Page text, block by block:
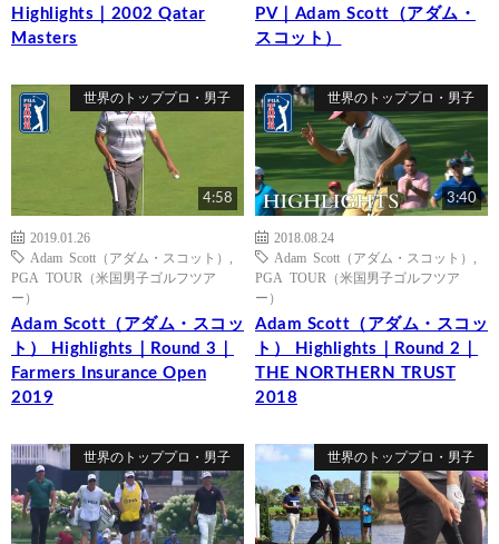
Highlights｜2002 Qatar
Masters
PV｜Adam Scott（アダム・
スコット）
世界のトッププロ・男子
4:58
2019.01.26
Adam Scott（アダム・スコット）
PGA TOUR（米国男子ゴルフツア
ー）
Adam Scott（アダム・スコッ
ト） Highlights｜Round 3｜
Farmers Insurance Open
2019
世界のトッププロ・男子
3:40
2018.08.24
Adam Scott（アダム・スコット）
PGA TOUR（米国男子ゴルフツア
ー）
Adam Scott（アダム・スコッ
ト） Highlights｜Round 2｜
THE NORTHERN TRUST
2018
世界のトッププロ・男子 世界のトッププロ・男子